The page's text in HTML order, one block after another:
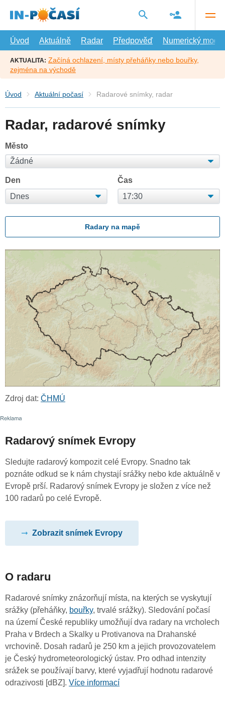
hlavní
Úvod
Aktuálně Radar Předpověď Numerický model
AKTUALITA: Začíná ochlazení, místy přeháňky nebo bouřky,
zejména na východě
Úvod Aktuální počasí Radarové snímky, radar
Radar, radarové snímky
Město
Den Čas
Radary na mapě
Zdroj dat: ČHMÚ
Radarový snímek Evropy
Sledujte radarový kompozit celé Evropy. Snadno tak
poznáte odkud se k nám chystají srážky nebo kde aktuálně v
Evropě prší. Radarový snímek Evropy je složen z více než
100 radarů po celé Evropě.
Zobrazit snímek Evropy
O radaru
Radarové snímky znázorňují místa, na kterých se vyskytují
srážky (přeháňky, bouřky, trvalé srážky). Sledování počasí
na území České republiky umožňují dva radary na vrcholech
Praha v Brdech a Skalky u Protivanova na Drahanské
vrchovině. Dosah radarů je 250 km a jejich provozovatelem
je Český hydrometeorologický ústav. Pro odhad intenzity
srážek se používají barvy, které vyjadřují hodnotu radarové
odrazivosti [dBZ]. Více informací